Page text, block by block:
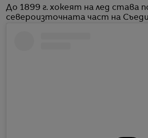
До 1899 г. хокеят на лед става
североизточната част на